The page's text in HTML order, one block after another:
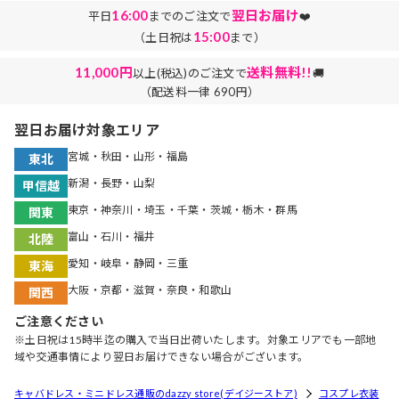
平日16:00までのご注文で翌日お届け❤️
（土日祝は15:00まで）
11,000円以上(税込)のご注文で送料無料!!🚚
（配送料一律 690円）
翌日お届け対象エリア
東北 宮城・秋田・山形・福島
甲信越 新潟・長野・山梨
関東 東京・神奈川・埼玉・千葉・茨城・栃木・群馬
北陸 富山・石川・福井
東海 愛知・岐阜・静岡・三重
関西 大阪・京都・滋賀・奈良・和歌山
ご注意ください
※土日祝は15時半迄の購入で当日出荷いたします。対象エリアでも一部地
域や交通事情により翌日お届けできない場合がございます。
キャバドレス・ミニドレス通販のdazzy store(デイジーストア) コスプレ衣装